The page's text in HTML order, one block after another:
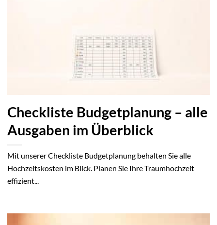
Checkliste Budgetplanung – alle
Ausgaben im Überblick
Mit unserer Checkliste Budgetplanung behalten Sie alle
Hochzeitskosten im Blick. Planen Sie Ihre Traumhochzeit
effizient...